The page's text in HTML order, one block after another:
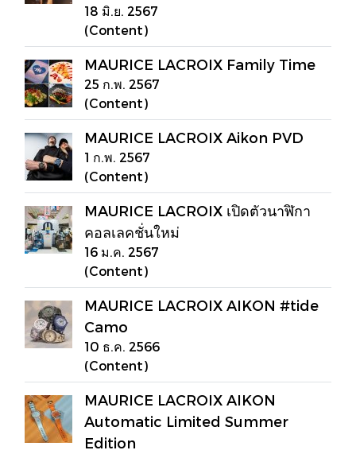
18 มิ.ย. 2567
(Content)
MAURICE LACROIX Family Time
25 ก.พ. 2567
(Content)
MAURICE LACROIX Aikon PVD
1 ก.พ. 2567
(Content)
MAURICE LACROIX เปิดตัวนาฬิกา
คอลเลคชั่นใหม่
16 ม.ค. 2567
(Content)
MAURICE LACROIX AIKON #tide
Camo
10 ธ.ค. 2566
(Content)
MAURICE LACROIX AIKON
Automatic Limited Summer
Edition